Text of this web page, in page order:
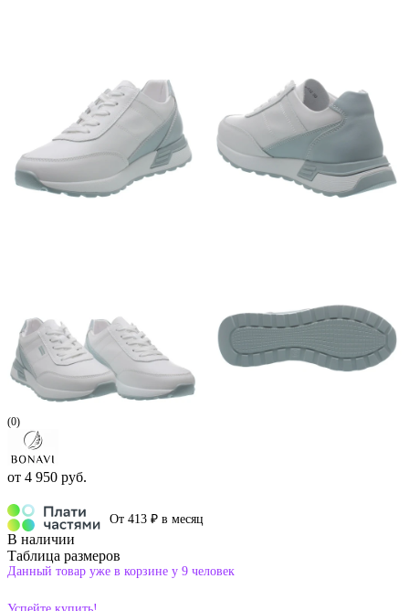
(0)
от 4 950 руб.
От 413 ₽ в месяц
В наличии
Таблица размеров
Данный товар уже в корзине у 9 человек